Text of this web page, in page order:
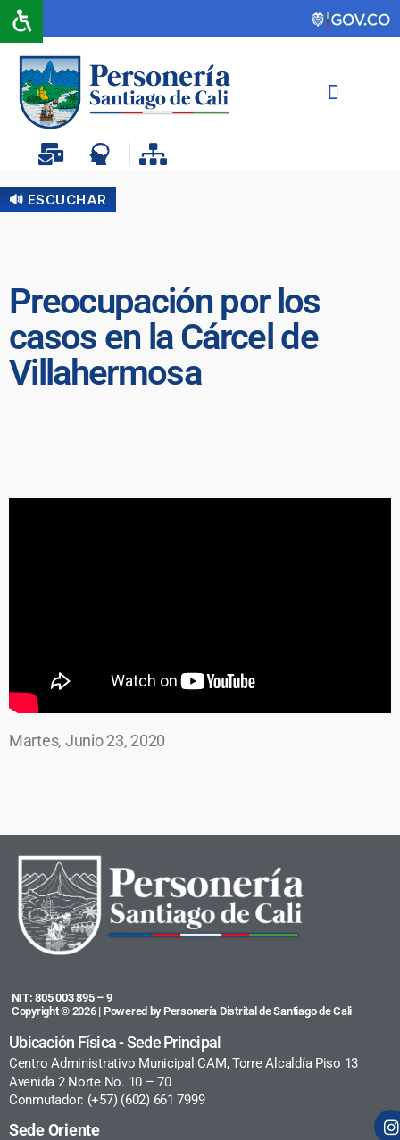
🔊 ESCUCHAR
Preocupación por los
casos en la Cárcel de
Villahermosa
Martes, Junio 23, 2020
NIT: 805 003 895 – 9
Copyright © 2026 | Powered by Personería Distrital de Santiago de Cali
Ubicación Física - Sede Principal
Centro Administrativo Municipal CAM, Torre Alcaldía Piso 13
Avenida 2 Norte No. 10 – 70
Conmutador: (+57) (602) 661 7999
Sede Oriente